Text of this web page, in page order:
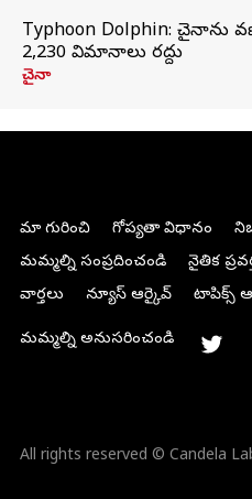
Typhoon Dolphin: చైనాను
2,230 విమానాలు రద్దు
చైనా
మా గురించి గోప్యతా విధానం
మమ్మల్ని సంప్రదించండి
నైతిక
వార్తలు
న్యూస్ ఆర్కైవ్ టాపిక్స్
మమ్మల్ని అనుసరించండి
All rights reserved © Candela